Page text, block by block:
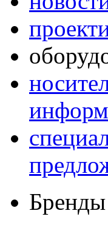
Бренды